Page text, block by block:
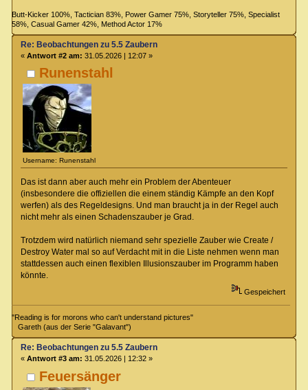
Butt-Kicker 100%, Tactician 83%, Power Gamer 75%, Storyteller 75%, Specialist
58%, Casual Gamer 42%, Method Actor 17%
Runenstahl
Username: Runenstahl
Re: Beobachtungen zu 5.5 Zaubern
« Antwort #2 am: 31.05.2026 | 12:07 »
Das ist dann aber auch mehr ein Problem der Abenteuer
(insbesondere die offiziellen die einem ständig Kämpfe an den Kopf
werfen) als des Regeldesigns. Und man braucht ja in der Regel auch
nicht mehr als einen Schadenszauber je Grad.
Trotzdem wird natürlich niemand sehr spezielle Zauber wie Create /
Destroy Water mal so auf Verdacht mit in die Liste nehmen wenn man
stattdessen auch einen flexiblen Illusionszauber im Programm haben
könnte.
Gespeichert
"Reading is for morons who can't understand pictures"
Gareth (aus der Serie "Galavant")
Feuersänger
Re: Beobachtungen zu 5.5 Zaubern
« Antwort #3 am: 31.05.2026 | 12:32 »